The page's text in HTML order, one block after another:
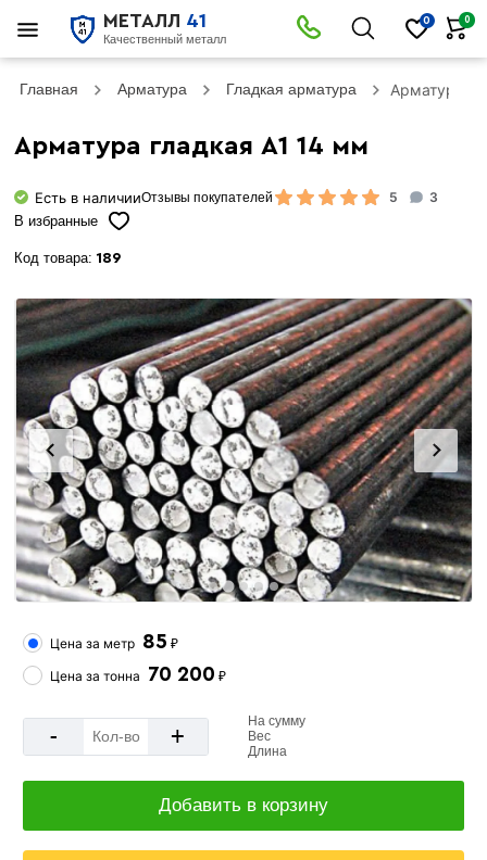
МЕТАЛЛ 41
Качественный металл
0 0
Главная Арматура Гладкая арматура Арматура
Арматура гладкая А1 14 мм
Есть в наличииОтзывы покупателей 5 3
В избранные
Код товара: 189
Цена за метр 85 ₽
Цена затонна 70 200 ₽
- +
На сумму
Вес
Длина
Добавить в корзину